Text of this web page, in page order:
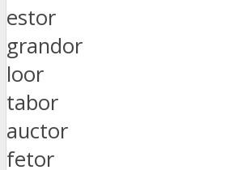
estor
grandor
loor
tabor
auctor
fetor